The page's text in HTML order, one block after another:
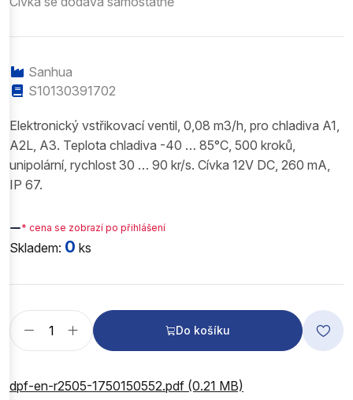
Sanhua
S10130391702
Elektronický vstřikovací ventil, 0,08 m3/h, pro chladiva A1,
A2L, A3. Teplota chladiva -40 … 85°C, 500 kroků,
unipolární, rychlost 30 … 90 kr/s. Cívka 12V DC, 260 mA,
IP 67.
—* cena se zobrazí po přihlášení
Skladem: 0 ks
Do košíku
dpf-en-r2505-1750150552.pdf (0.21 MB)